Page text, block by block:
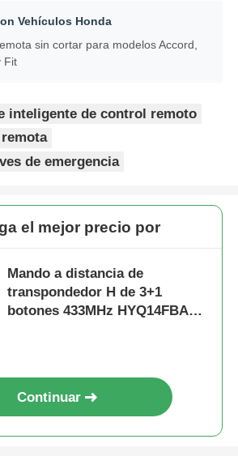
del transpondor
de KEYDIY
Vehículos Honda
sin cortar para modelos Accord,
Fit
inteligente de control remoto
de emergencia
el mejor precio por
Mando a distancia de
transpondedor H de 3+1
botones 433MHz HYQ14FBA
Continuar